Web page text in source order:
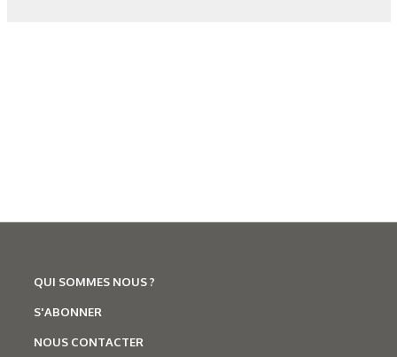
Corrosion,Hydrogène
Caractérisation des hydrures
QUI SOMMES NOUS ?
S'ABONNER
NOUS CONTACTER